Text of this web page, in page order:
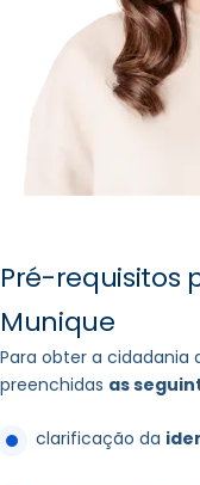
Pré-requisitos
Munique
Para obter a cidadania
preenchidas as
clarificação da